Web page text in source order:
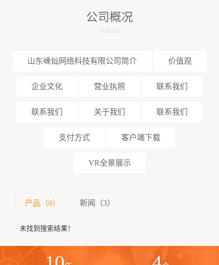
公司概况
山东嵊灿网络科技有限公司简介 价值观
企业文化 营业执照 联系我们
联系我们 关于我们 联系我们
支付方式 客户端下载
VR全景展示
产品（0） 新闻（3）
未找到搜索结果！